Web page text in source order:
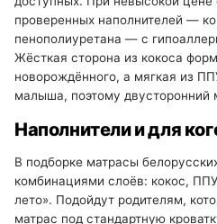
проверенных наполнителей —
пенополиуретана — с
Жёсткая сторона из кокоса
новорождённого, а мягкая из
малыша, поэтому двусторонний
Наполнители и для
В подборке матрасы
комбинациями слоёв: кокос,
лето». Подойдут родителям,
матрас под стандартную